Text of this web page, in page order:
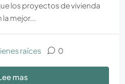
los proyectos de vivienda
mejor...
raíces 0
mas